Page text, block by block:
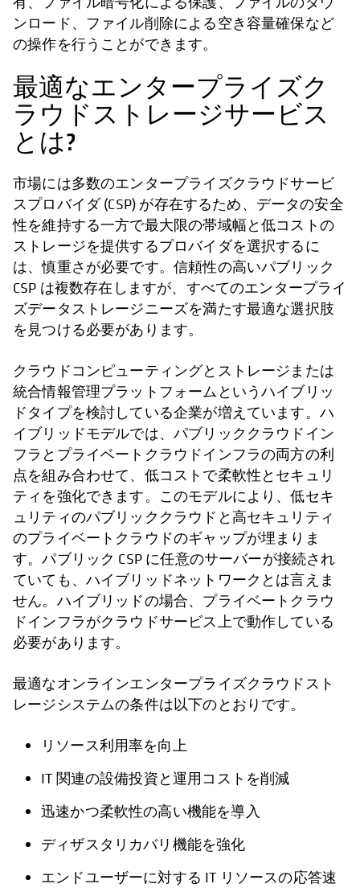
ンロード、ファイル削除による空き容量確保など
の操作を行うことができます。
最適なエンタープライズク
ラウドストレージサービス
とは?
市場には多数のエンタープライズクラウドサービ
スプロバイダ (CSP) が存在するため、データの安全
性を維持する一方で最大限の帯域幅と低コストの
ストレージを提供するプロバイダを選択するに
は、慎重さが必要です。信頼性の高いパブリック
CSP は複数存在しますが、すべてのエンタープライ
ズデータストレージニーズを満たす最適な選択肢
を見つける必要があります。
クラウドコンピューティングとストレージまたは
統合情報管理プラットフォームというハイブリッ
ドタイプを検討している企業が増えています。ハ
イブリッドモデルでは、パブリッククラウドイン
フラとプライベートクラウドインフラの両方の利
点を組み合わせて、低コストで柔軟性とセキュリ
ティを強化できます。このモデルにより、低セキ
ュリティのパブリッククラウドと高セキュリティ
のプライベートクラウドのギャップが埋まりま
す。パブリック CSP に任意のサーバーが接続され
ていても、ハイブリッドネットワークとは言えま
せん。ハイブリッドの場合、プライベートクラウ
ドインフラがクラウドサービス上で動作している
必要があります。
最適なオンラインエンタープライズクラウドスト
レージシステムの条件は以下のとおりです。
リソース利用率を向上
IT 関連の設備投資と運用コストを削減
迅速かつ柔軟性の高い機能を導入
ディザスタリカバリ機能を強化
エンドユーザーに対する IT リソースの応答速